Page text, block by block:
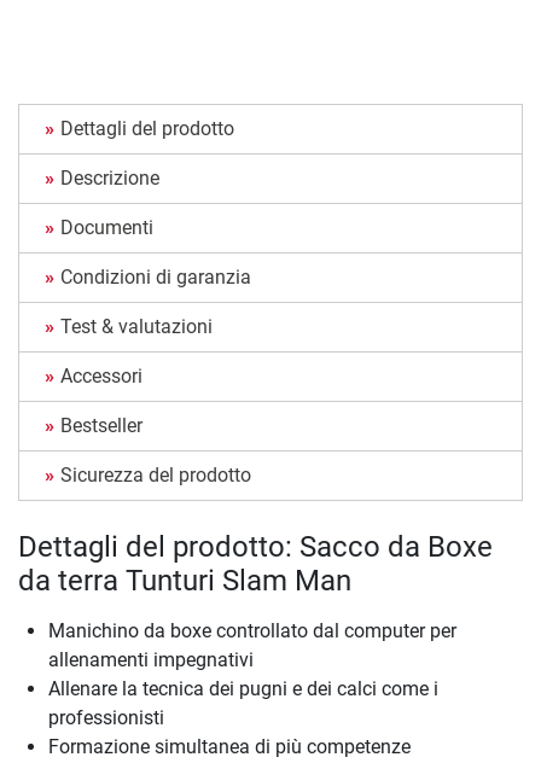
Dettagli del prodotto
Descrizione
Documenti
Condizioni di garanzia
Test & valutazioni
Accessori
Bestseller
Sicurezza del prodotto
Dettagli del prodotto: Sacco da Boxe
da terra Tunturi Slam Man
Manichino da boxe controllato dal computer per
allenamenti impegnativi
Allenare la tecnica dei pugni e dei calci come i
professionisti
Formazione simultanea di più competenze